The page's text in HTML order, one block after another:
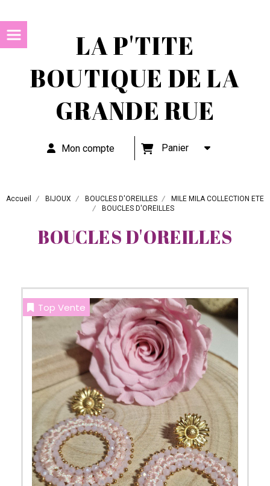
LA P'TITE
BOUTIQUE DE LA
GRANDE RUE
Mon compte Panier
Accueil BIJOUX BOUCLES D'OREILLES
MILE MILA COLLECTION ETE
BOUCLES D'OREILLES
BOUCLES D'OREILLES
Top Vente